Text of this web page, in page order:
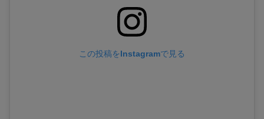
この投稿をInstagramで見る